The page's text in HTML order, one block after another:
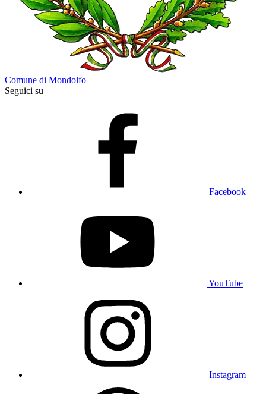
Comune di Mondolfo
Seguici su
Facebook
YouTube
Instagram